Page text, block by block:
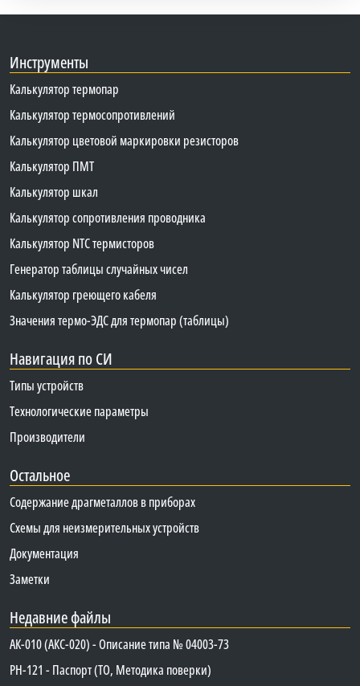
Инструменты
Калькулятор термопар
Калькулятор термосопротивлений
Калькулятор цветовой маркировки резисторов
Калькулятор ПМТ
Калькулятор шкал
Калькулятор сопротивления проводника
Калькулятор NTC термисторов
Генератор таблицы случайных чисел
Калькулятор греющего кабеля
Значения термо-ЭДС для термопар (таблицы)
Навигация по СИ
Типы устройств
Технологические параметры
Производители
Остальное
Содержание драгметаллов в приборах
Схемы для неизмерительных устройств
Документация
Заметки
Недавние файлы
АК-010 (АКС-020) - Описание типа № 04003-73
PH-121 - Паспорт (ТО, Методика поверки)